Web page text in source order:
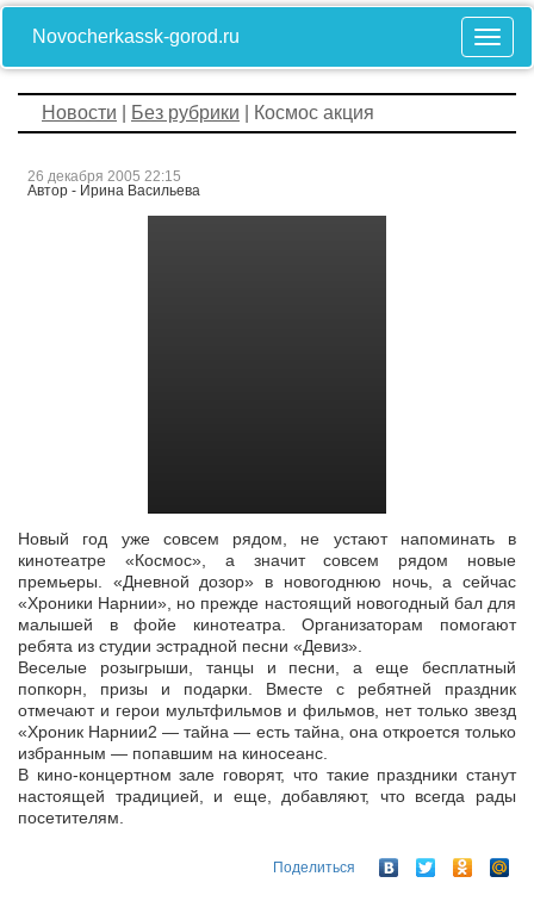
Novocherkassk-gorod.ru
Новости Без рубрики | Космос акция
26 декабря 2005 22:15
Автор - Ирина Васильева
Новый год уже совсем рядом, не устают напоминать в
кинотеатре «Космос», а значит совсем рядом новые
премьеры. «Дневной дозор» в новогоднюю ночь, а сейчас
«Хроники Нарнии», но прежде настоящий новогодный бал для
малышей в фойе кинотеатра. Организаторам помогают
ребята из студии эстрадной песни «Девиз».
Веселые розыгрыши, танцы и песни, а еще бесплатный
попкорн, призы и подарки. Вместе с ребятней праздник
отмечают и герои мультфильмов и фильмов, нет только звезд
«Хроник Нарнии2 — тайна — есть тайна, она откроется только
избранным — попавшим на киносеанс.
В кино-концертном зале говорят, что такие праздники станут
настоящей традицией, и еще, добавляют, что всегда рады
посетителям.
Поделиться